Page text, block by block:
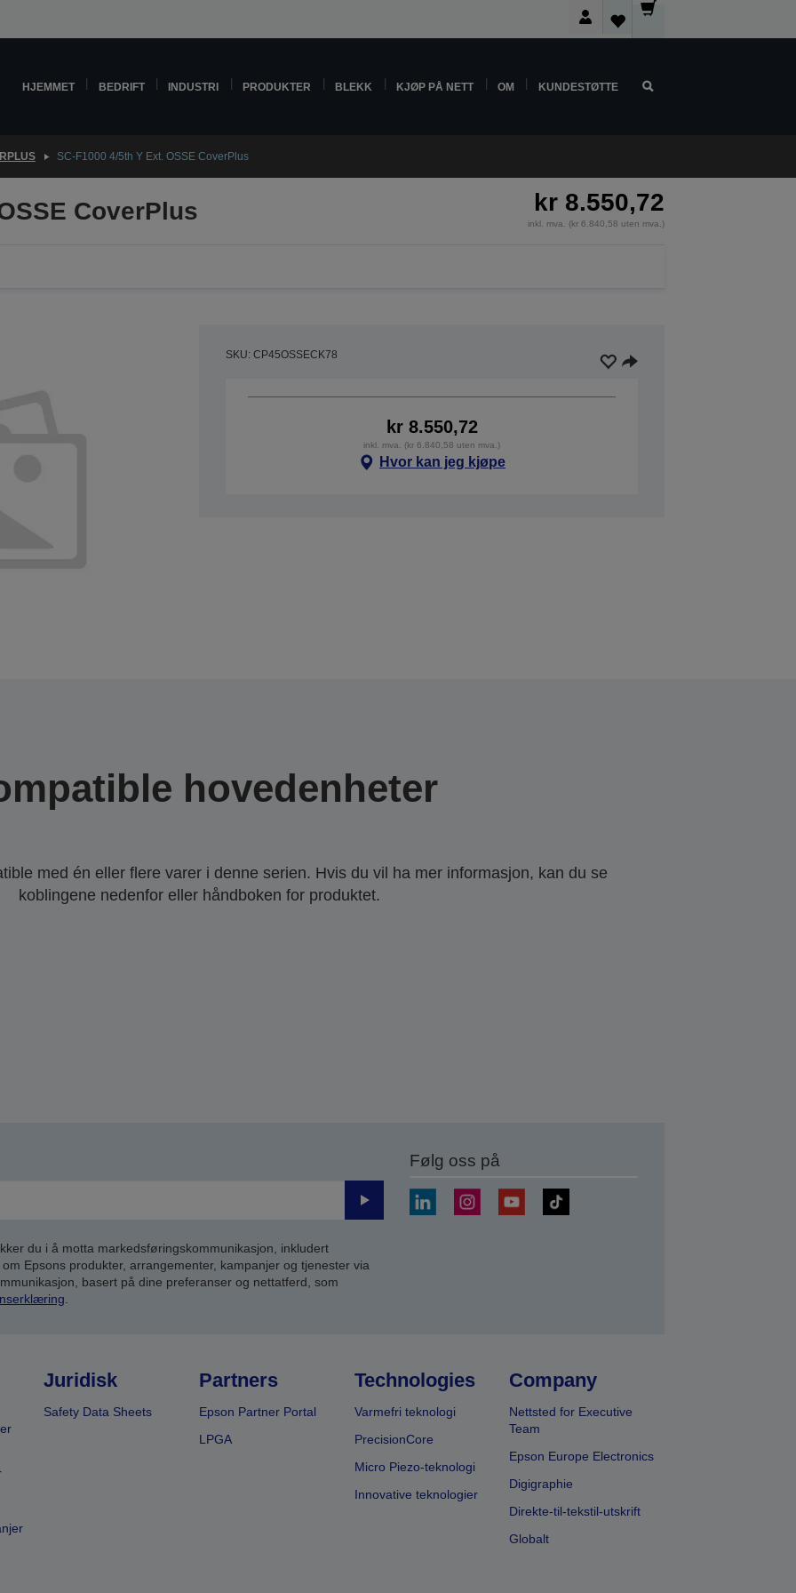
HJEMMET BEDRIFT INDUSTRI PRODUKTER BLEKK KJØP PÅ NETT OM KUNDESTØTTE
SC-F1000 4/5th Y Ext. OSSE CoverPlus
CoverPlus kr 8.550,72
inkl. mva. (kr 6.840,58 uten mva.)
SKU: CP45OSSECK78
kr 8.550,72
inkl. mva. (kr 6.840,58 uten mva.)
Hvor kan jeg kjøpe
hovedenheter
med én eller flere varer i denne serien. Hvis du vil ha mer informasjon, kan du se
koblingene nedenfor eller håndboken for produktet.
Send
du i å motta markedsføringskommunikasjon, inkludert
Epsons produkter, arrangementer, kampanjer og tjenester via
basert på dine preferanser og nettatferd, som
Følg oss på
Juridisk
Safety Data Sheets
Partners
Epson Partner Portal
LPGA
Technologies
Varmefri teknologi
PrecisionCore
Micro Piezo-teknologi
Innovative teknologier
Company
Nettsted for Executive
Team
Epson Europe Electronics
Digigraphie
Direkte-til-tekstil-utskrift
Globalt